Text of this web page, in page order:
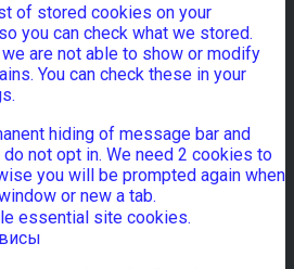
of stored cookies on your
you can check what we stored.
are not able to show or modify
You can check these in your
hiding of message bar and
not opt in. We need 2 cookies to
you will be prompted again when
or new a tab.
essential site cookies.